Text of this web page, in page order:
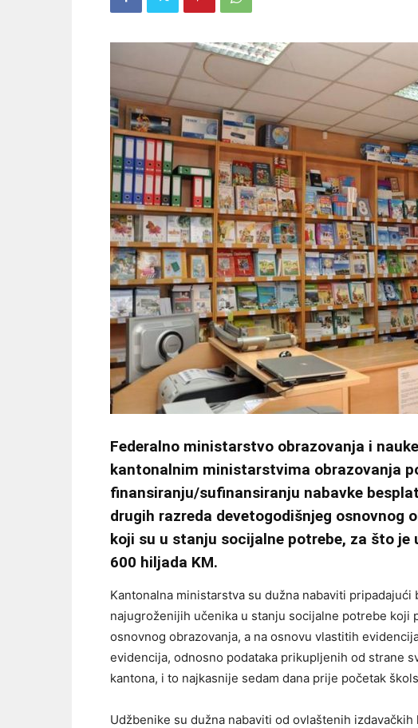
Federalno ministarstvo obrazovanja i
kantonalnim ministarstvima obrazovanja
finansiranju/sufinansiranju nabavke
drugih razreda devetogodišnjeg osnovnog
koji su u stanju socijalne potrebe, za što je
600 hiljada KM.
Kantonalna ministarstva su dužna nabaviti
najugroženijih učenika u stanju socijalne potrebe koji
osnovnog obrazovanja, a na osnovu vlastitih
evidencija, odnosno podataka prikupljenih od strane
kantona, i to najkasnije sedam dana prije početak
Udžbenike su dužna nabaviti od ovlaštenih